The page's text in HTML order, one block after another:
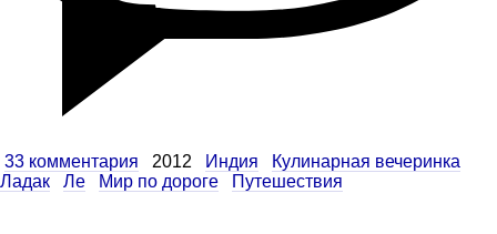
33 комментария 2012 Индия
Кулинарная вечеринка
Ладак
Ле Мир по дороге Путешествия